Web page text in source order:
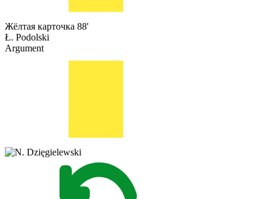
Жёлтая карточка 88'
Ł. Podolski
Argument